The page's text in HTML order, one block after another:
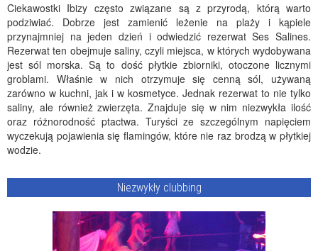
Ciekawostki Ibizy często związane są z przyrodą, którą warto
podziwiać. Dobrze jest zamienić leżenie na plaży i kąpiele
przynajmniej na jeden dzień i odwiedzić rezerwat Ses Salines.
Rezerwat ten obejmuje saliny, czyli miejsca, w których wydobywana
jest sól morska. Są to dość płytkie zbiorniki, otoczone licznymi
groblami. Właśnie w nich otrzymuje się cenną sól, używaną
zarówno w kuchni, jak i w kosmetyce. Jednak rezerwat to nie tylko
saliny, ale również zwierzęta. Znajduje się w nim niezwykła ilość
oraz różnorodność ptactwa. Turyści ze szczególnym napięciem
wyczekują pojawienia się flamingów, które nie raz brodzą w płytkiej
wodzie.
Niezwykły clubbing